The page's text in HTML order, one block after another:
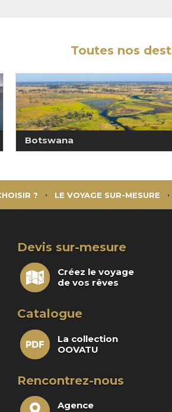
Toutes nos
Botswana
? LE VOYAGE SUR-MESURE
Devis sur-mesure
Créez le voyage
de vos rêves
Catalogue
La collection
OOVATU
Rencontrez-nous
Agence